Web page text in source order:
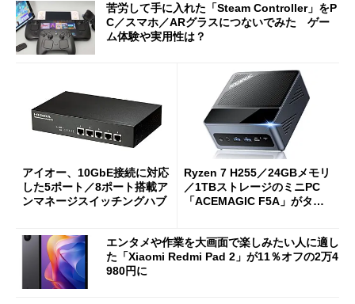
苦労して手に入れた「Steam Controller」をP
C／スマホ／ARグラスにつないでみた ゲー
ム体験や実用性は？
アイオー、10GbE接続に対応
した5ポート／8ポート搭載ア
ンマネージスイッチングハブ
Ryzen 7 H255／24GBメモリ
／1TBストレージのミニPC
「ACEMAGIC F5A」がタイ
エンタメや作業を大画面で楽しみたい人に適し
た「Xiaomi Redmi Pad 2」が11％オフの2万4
980円に